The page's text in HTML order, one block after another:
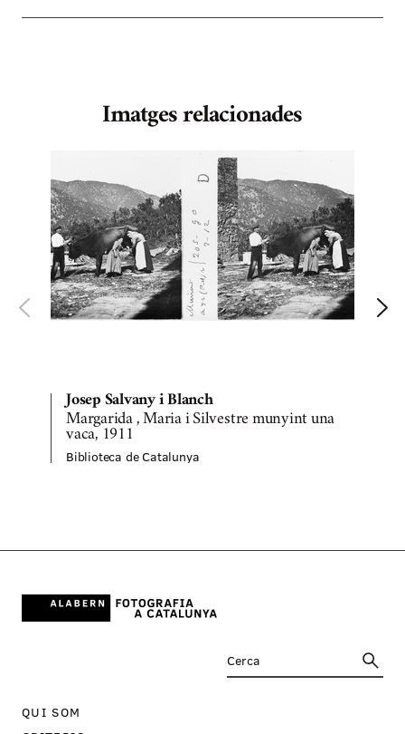
Imatges relacionades
Josep Salvany i Blanch
Margarida , Maria i Silvestre munyint una
vaca, 1911
Biblioteca de Catalunya
QUI SOM